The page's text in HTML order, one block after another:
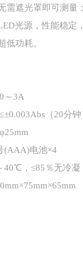
需遮光罩即可测量；
光源，性能稳定
低功耗。
0～3A
≤±0.003Abs（20分钟
φ25mm
(AAA)电池×4
40℃，≤85％无冷凝